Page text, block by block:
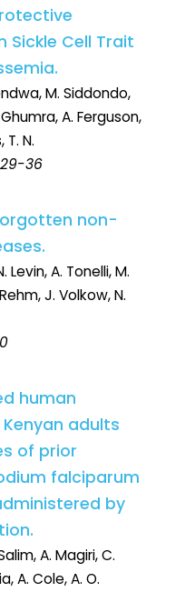
Sickle Cell Trait
M. Siddondo,
Ghumra, A. Ferguson,
T. N.
36
non-
Levin, A. Tonelli, M.
J. Volkow, N.
human
adults
of prior
falciparum
by
A. Magiri, C.
A. Cole, A. O.